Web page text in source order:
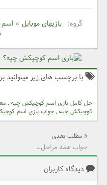
گروه: بازیهای موبایل »
با برچسب های زیر میتوانید
حل کامل بازی اسم کوچیکش چیه ,
کوچیکش چیه , جواب بازی اسم
مطلب بعدی
جواب همه مراحل بازی پرطرفدار ارتباط پنهانی
دیدگاه کاربران